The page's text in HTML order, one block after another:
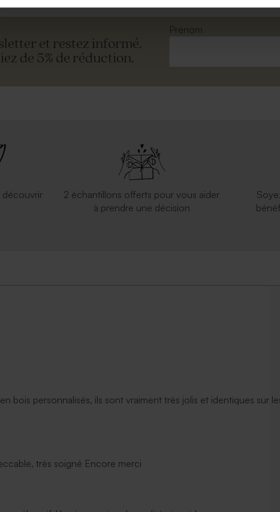
et restez informé.
de 5% de réduction.
Prénom
découvrir
2 échantillons offerts pour vous aider
à prendre une décision
bois personnalisés, ils sont vraiment très jolis et identiques
très soigné Encore merci